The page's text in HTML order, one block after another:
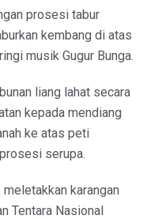
prosesi tabur
kembang di atas
musik Gugur Bunga.
liang lahat secara
kepada mendiang
ke atas peti
serupa.
karangan
Tentara Nasional